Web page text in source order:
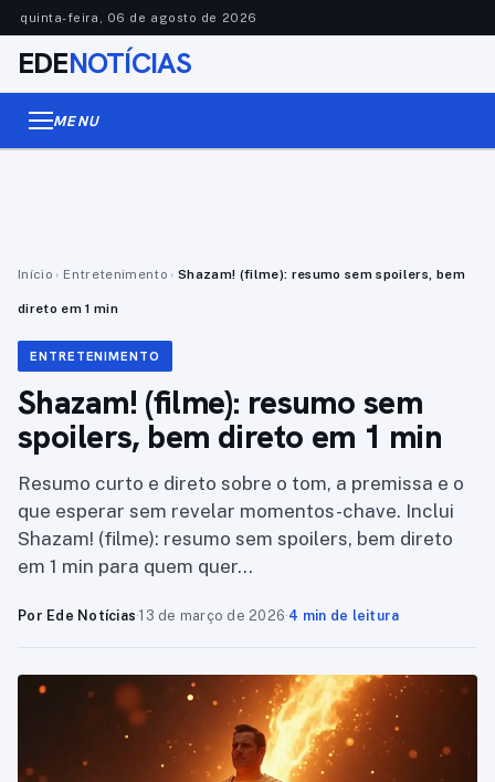
quinta-feira, 06 de agosto de 2026
EDENOTÍCIAS
MENU
Início › Entretenimento › Shazam! (filme): resumo sem spoilers, bem
direto em 1 min
ENTRETENIMENTO
Shazam! (filme): resumo sem
spoilers, bem direto em 1 min
Resumo curto e direto sobre o tom, a premissa e o
que esperar sem revelar momentos-chave. Inclui
Shazam! (filme): resumo sem spoilers, bem direto
em 1 min para quem quer…
Por Ede Notícias·13 de março de 2026·4 min de leitura